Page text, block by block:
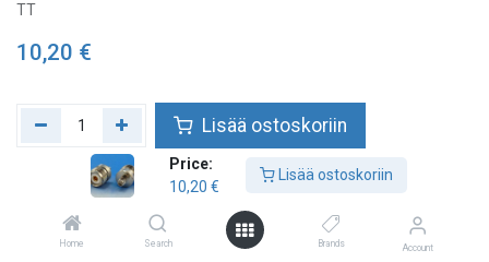
Price:
10,20 €
Lisää ostoskoriin
Home Search Brands Account
TT
10,20 €
Lisää ostoskoriin
Lisää toivelistalle